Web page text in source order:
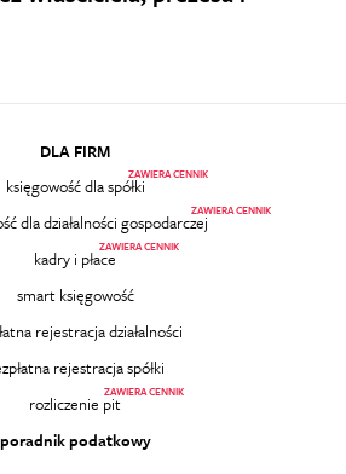
DLA FIRM
księgowość dla spółki
ZAWIERA CENNIK
dla działalności gospodarczej
ZAWIERA CENNIK
kadry i płace
ZAWIERA CENNIK
smart księgowość
rejestracja działalności
rejestracja spółki
rozliczenie pit
ZAWIERA CENNIK
poradnik podatkowy